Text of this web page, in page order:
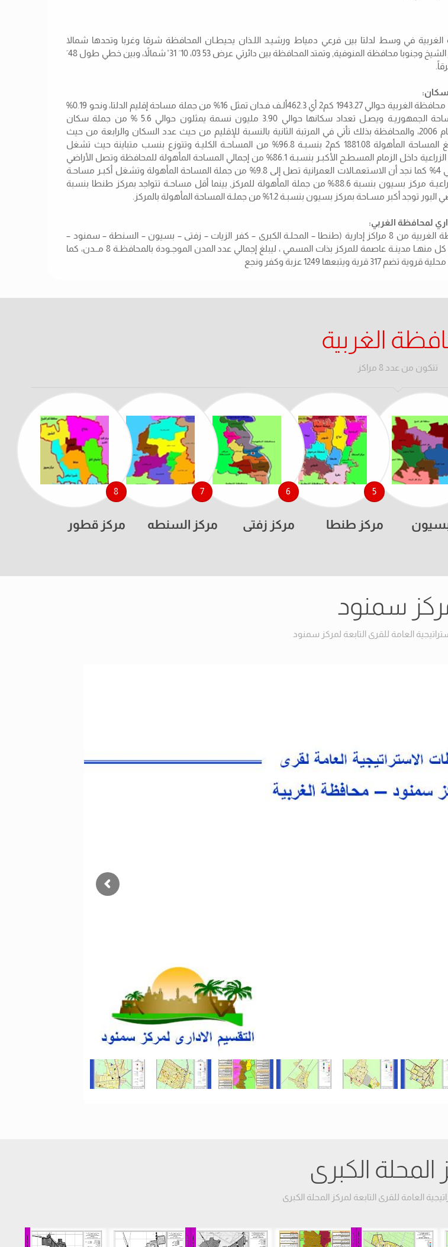
في وسط لدلتا بين فرعي دمياط ورشيـد اللـذان يحيطـان المحافظة شرقا وغربا وتحدها شمالا
محافظة كفر الشيخ وجنوبا محافظة المنوفية, وتمتد المحافظة بين دائرتي عرض 53َ 03ْ، 10 َ 31 ْ شمالاً، وبين خطي طول 48 َ
وتبلغ مساحة محافظة الغربية حوالي 1943.27 كم2 أي 462.3ألـف فـدان تمثل 16% من جملة مساحة إقليم الدلتا، ونحو 0.19%
من جملة مساحة الجمهوريـة ويصـل تعداد سكانها حوالي 3.90 مليون نسمة يمثلون حوالي 5.6 % من جملة سكان
الجمهوريـة عام 2006، والمحافظة بذلك تأتي في المرتبة الثانية بالنسبة للإقليم من حيث عدد السكان والرابعة من حيث
المساحة وتبلغ المساحة المأهولة 1881.08 كم2 بنسبـة 96.8% من المساحـة الكليـة وتتوزع بنسب متباينة حيث تشغل
الاستعمالات الزراعية داخل الزمام المسطـح الأكبـر بنسبـة 86.1% من إجمالي المساحة المأهولة للمحافظة وتصل الأراضي
البور إلى حوالي 4% كما نجد أن الاستعمـالات العمرانية تصل إلى 9.8% من جملة المساحة المأهولة وتشغل أكبـر مساحـة
استعمالات زراعيـة مركز بسيون بنسبة 88.6% من جملة المأهولة للمركز, بينما أقل مساحـة تتواجد بمركز طنطا بنسبة
لمحافظة الغربي:
تتكون محافظة الغربية من 8 مراكز إدارية (طنطا – المحلـة الكبرى – كفر الزيات – زفتى – بسيون – السنطة – سمنود –
قطور)، تضـم كل منهـا مدينـة عاصمة للمركز بذات المسمي ، ليبلغ إجمالي عدد المدن الموجـودة بالمحافظـة 8 مــدن، كما
الغربية
تتكون من عدد 8 مراكز
5
مركز طنطا
6
مركز زفتى
7
مركز السنطه
8
مركز قطور
سمنود
العامة للقرى التابعة لمركز سمنود
المحلة الكبرى
العامة للقرى التابعة لمركز المحلة الكبرى